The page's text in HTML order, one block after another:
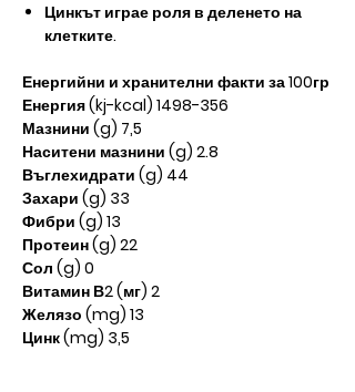
Цинкът играе роля в деленето на
клетките.
Енергийни и хранителни факти за 100гр
Енергия (kj-kcal) 1498-356
Мазнини (g) 7,5
Наситени мазнини (g) 2.8
Въглехидрати (g) 44
Захари (g) 33
Фибри (g) 13
Протеин (g) 22
Сол (g) 0
Витамин В2 (мг) 2
Желязо (mg) 13
Цинк (mg) 3,5